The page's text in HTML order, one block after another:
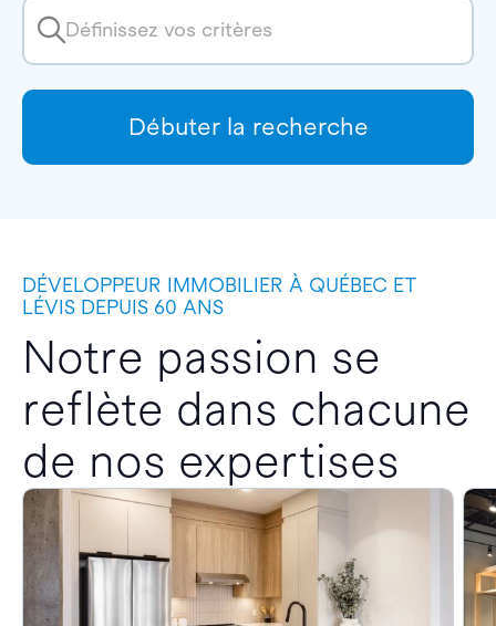
Définissez vos critères
Débuter la recherche
DÉVELOPPEUR IMMOBILIER À QUÉBEC ET
LÉVIS DEPUIS 60 ANS
Notre passion se
reflète dans chacune
de nos expertises